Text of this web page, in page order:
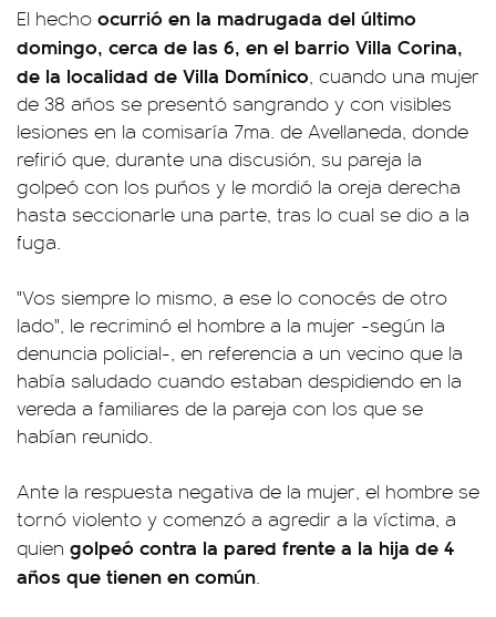
El hecho ocurrió en la madrugada del último
domingo, cerca de las 6, en el barrio Villa Corina,
de la localidad de Villa Domínico, cuando una mujer
de 38 años se presentó sangrando y con visibles
lesiones en la comisaría 7ma. de Avellaneda, donde
refirió que, durante una discusión, su pareja la
golpeó con los puños y le mordió la oreja derecha
hasta seccionarle una parte, tras lo cual se dio a la
fuga.
"Vos siempre lo mismo, a ese lo conocés de otro
lado", le recriminó el hombre a la mujer -según la
denuncia policial-, en referencia a un vecino que la
había saludado cuando estaban despidiendo en la
vereda a familiares de la pareja con los que se
habían reunido.
Ante la respuesta negativa de la mujer, el hombre se
tornó violento y comenzó a agredir a la víctima, a
quien golpeó contra la pared frente a la hija de 4
años que tienen en común.